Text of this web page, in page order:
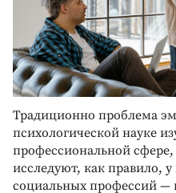
Традиционно проблема
психологической науке
профессиональной
исследуют, как правило, у
социальных профессий —